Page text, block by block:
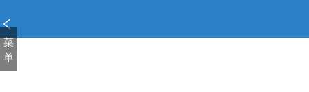
菜
单
窗
口
打